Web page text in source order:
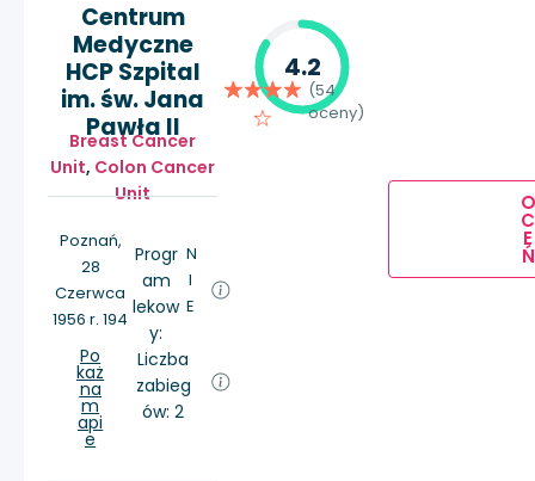
Centrum
Medyczne
HCP Szpital
im. św. Jana
Pawła II
Breast Cancer
Unit, Colon Cancer
Unit
Poznań,
28
Czerwca
1956 r. 194
Po
każ
na
m
api
e
Progr
am
lekow
y:
N
I
E
Liczba
zabieg
ów: 2
4.2
(54
oceny)
O
C
E
Ń